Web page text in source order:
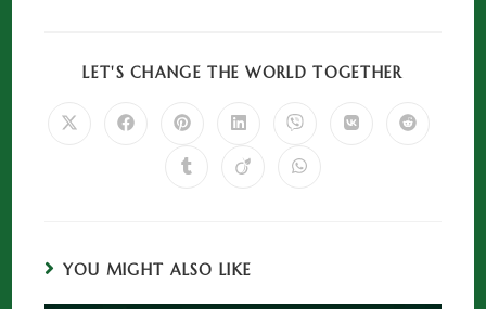
LET'S CHANGE THE WORLD TOGETHER
YOU MIGHT ALSO LIKE